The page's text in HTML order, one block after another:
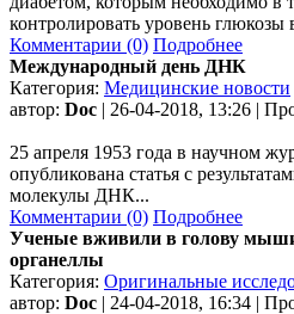
контролировать уровень глюкозы
Комментарии (0) Подробнее
Международный день ДНК
Категория: Медицинские новости
автор: Doc | 26-04-2018, 13:26 |
25 апреля 1953 года в научном
опубликована статья с
молекулы ДНК...
Комментарии (0) Подробнее
Ученые вживили в голову мыши
органеллы
Категория: Оригинальные
автор: Doc | 24-04-2018, 16:34 |